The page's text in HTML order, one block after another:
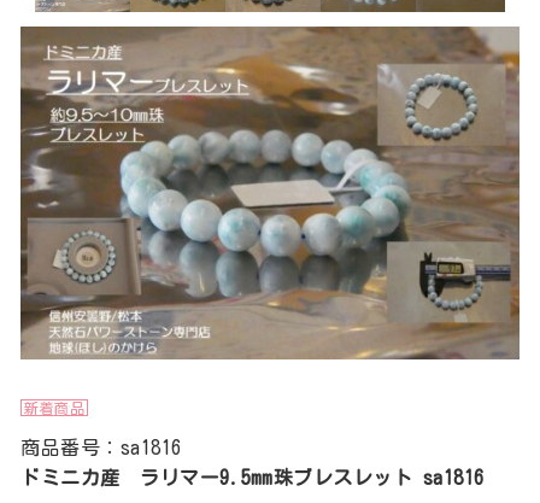
新着商品
商品番号：sa1816
ドミニカ産 ラリマー9.5mm珠ブレスレット sa1816